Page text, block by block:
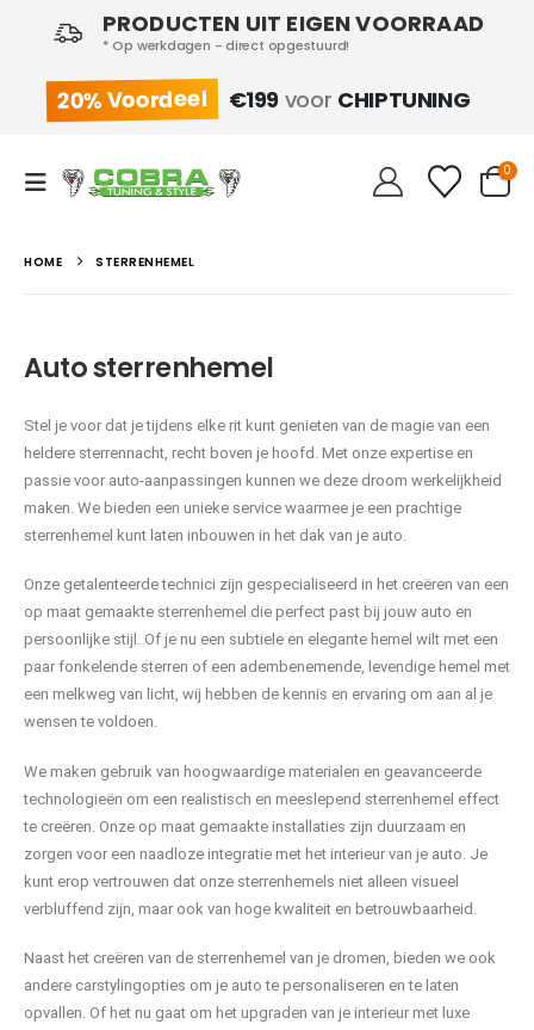
PRODUCTEN UIT EIGEN VOORRAAD
* Op werkdagen - direct opgestuurd!
20% Voordeel €199 voor CHIPTUNING
0
HOME STERRENHEMEL
Auto sterrenhemel
Stel je voor dat je tijdens elke rit kunt genieten van de magie van een
heldere sterrennacht, recht boven je hoofd. Met onze expertise en
passie voor auto-aanpassingen kunnen we deze droom werkelijkheid
maken. We bieden een unieke service waarmee je een prachtige
sterrenhemel kunt laten inbouwen in het dak van je auto.
Onze getalenteerde technici zijn gespecialiseerd in het creëren van een
op maat gemaakte sterrenhemel die perfect past bij jouw auto en
persoonlijke stijl. Of je nu een subtiele en elegante hemel wilt met een
paar fonkelende sterren of een adembenemende, levendige hemel met
een melkweg van licht, wij hebben de kennis en ervaring om aan al je
wensen te voldoen.
We maken gebruik van hoogwaardige materialen en geavanceerde
technologieën om een realistisch en meeslepend sterrenhemel effect
te creëren. Onze op maat gemaakte installaties zijn duurzaam en
zorgen voor een naadloze integratie met het interieur van je auto. Je
kunt erop vertrouwen dat onze sterrenhemels niet alleen visueel
verbluffend zijn, maar ook van hoge kwaliteit en betrouwbaarheid.
Naast het creëren van de sterrenhemel van je dromen, bieden we ook
andere carstylingopties om je auto te personaliseren en te laten
opvallen. Of het nu gaat om het upgraden van je interieur met luxe